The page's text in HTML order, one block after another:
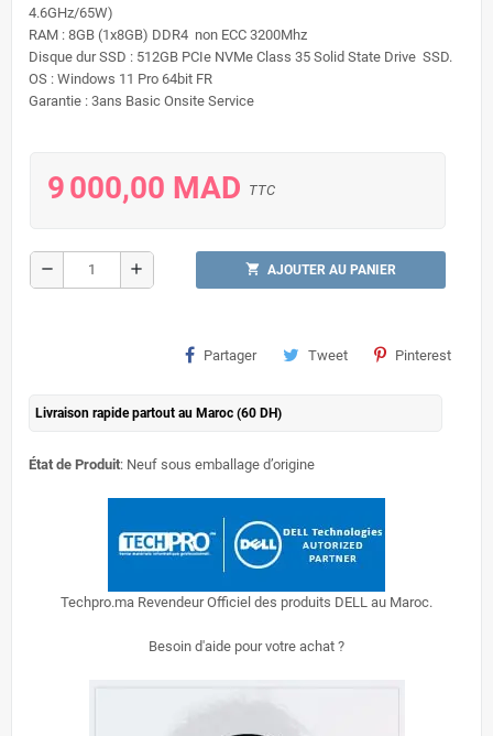
4.6GHz/65W)
RAM : 8GB (1x8GB) DDR4 non ECC 3200Mhz
Disque dur SSD : 512GB PCIe NVMe Class 35 Solid State Drive SSD.
OS : Windows 11 Pro 64bit FR
Garantie : 3ans Basic Onsite Service
9 000,00 MAD TTC
remove add shopping_cart AJOUTER AU PANIER
Partager Tweet Pinterest
Livraison rapide partout au Maroc (60 DH)
État de Produit: Neuf sous emballage d’origine
Techpro.ma Revendeur Officiel des produits DELL au Maroc.
Besoin d'aide pour votre achat ?